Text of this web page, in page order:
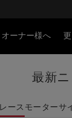
オーナー様へ
最新
レース モーターサ